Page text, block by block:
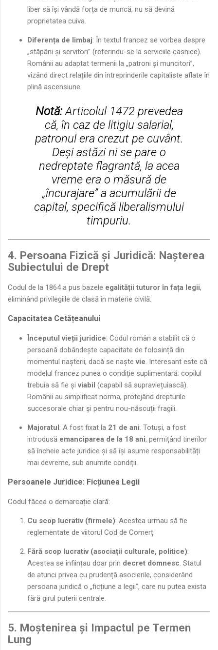
liber să își vândă forța de muncă, nu să devină
proprietatea cuiva.
Diferența de limbaj: În textul francez se vorbea despre
„stăpâni și servitori” (referindu-se la serviciile casnice).
Românii au adaptat termenii la „patroni și muncitori”,
vizând direct relațiile din întreprinderile capitaliste aflate în
plină ascensiune.
Notă:Articolul 1472 prevedea
că, în caz de litigiu salarial,
patronul era crezut pe cuvânt.
Deși astăzi ni se pare o
nedreptate flagrantă, la acea
vreme era o măsură de
„încurajare” a acumulării de
capital, specifică liberalismului
timpuriu.
4. Persoana Fizică și Juridică: Nașterea
Subiectului de Drept
Codul de la 1864 a pus bazele egalității tuturor în fața legii,
eliminând privilegiile de clasă în materie civilă.
Capacitatea Cetățeanului
Începutul vieții juridice: Codul român a stabilit că o
persoană dobândește capacitate de folosință din
momentul nașterii, dacă se naștevie. Interesant este că
modelul francez punea o condiție suplimentară: copilul
trebuia să fie șiviabil (capabil să supraviețuiască).
Românii au simplificat norma, protejând drepturile
succesorale chiar și pentru nou-născuții fragili.
Majoratul : A fost fixat la 21 de ani. Totuși, a fost
introdusă emanciparea de la 18 ani, permițând tinerilor
să încheie acte juridice și să își asume responsabilități
mai devreme, sub anumite condiții.
Persoanele Juridice: Ficțiunea Legii
Codul făcea o demarcație clară:
Cu scop lucrativ (firmele): Acestea urmau să fie
reglementate de viitorul Cod de Comerț.
Fără scop lucrativ (asociații culturale, politice):
Acestea se înființau doar prin decret domnesc. Statul
de atunci privea cu prudență asocierile, considerând
persoana juridică o „ficțiune a legii”, care nu putea exista
fără girul puterii centrale.
5. Moștenirea și Impactul pe Termen
Lung